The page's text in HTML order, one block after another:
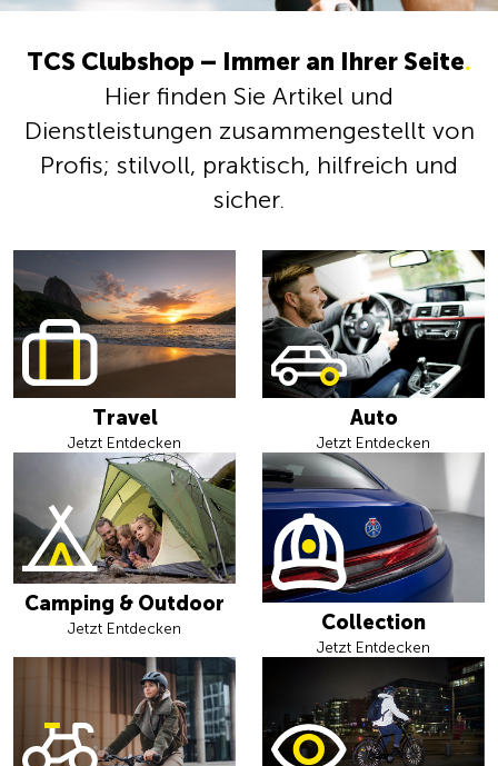
TCS Clubshop – Immer an Ihrer Seite.
Hier finden Sie Artikel und
Dienstleistungen zusammengestellt von
Profis; stilvoll, praktisch, hilfreich und
sicher.
Travel
Jetzt Entdecken
Auto
Jetzt Entdecken
Camping & Outdoor
Jetzt Entdecken Collection
Jetzt Entdecken